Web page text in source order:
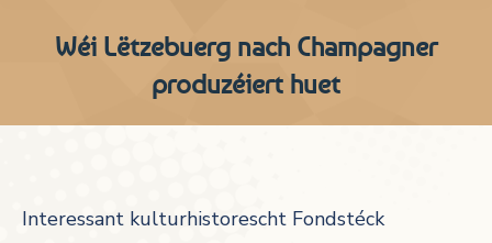
Wéi Lëtzebuerg nach Champagner
produzéiert huet
Interessant kulturhistorescht Fondstéck